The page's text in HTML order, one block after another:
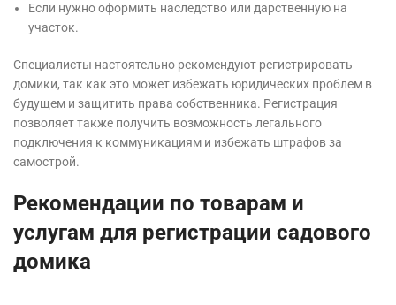
Если нужно оформить наследство или дарственную на
участок.
Специалисты настоятельно рекомендуют регистрировать
домики, так как это может избежать юридических проблем в
будущем и защитить права собственника. Регистрация
позволяет также получить возможность легального
подключения к коммуникациям и избежать штрафов за
самострой.
Рекомендации по товарам и
услугам для регистрации садового
домика